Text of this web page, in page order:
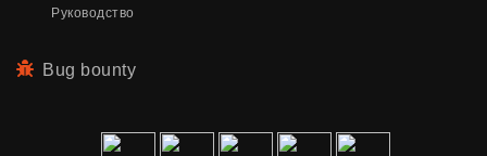
Руководство
Bug bounty